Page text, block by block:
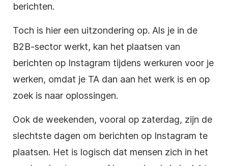
berichten.
Toch is hier een uitzondering op. Als je in de
B2B-sector werkt, kan het plaatsen van
berichten op Instagram tijdens werkuren voor je
werken, omdat je TA dan aan het werk is en op
zoek is naar oplossingen.
Ook de weekenden, vooral op zaterdag, zijn de
slechtste dagen om berichten op Instagram te
plaatsen. Het is logisch dat mensen zich in het